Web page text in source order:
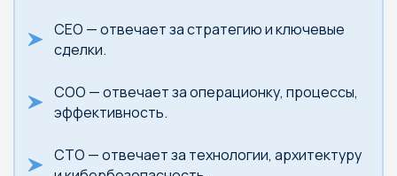
CEO — отвечает за стратегию и ключевые
сделки.
COO — отвечает за операционку, процессы,
эффективность.
CTO — отвечает за технологии, архитектуру